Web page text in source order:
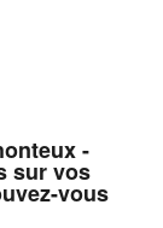
-
sur vos
vous